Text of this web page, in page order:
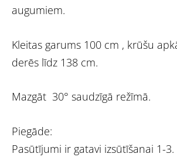
augumiem.
Kleitas garums 100 cm , krūšu
derēs līdz 138 cm.
Mazgāt 30° saudzīgā režīmā.
Piegāde:
Pasūtījumi ir gatavi izsūtīšanai 1-